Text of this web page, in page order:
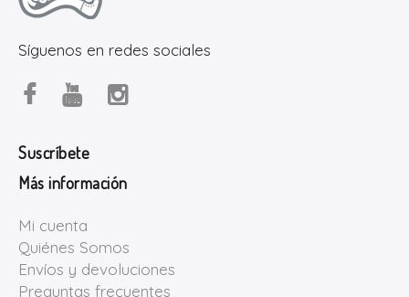
Síguenos en redes sociales
Suscríbete
Más información
Mi cuenta
Quiénes Somos
Envíos y devoluciones
Preguntas frecuentes